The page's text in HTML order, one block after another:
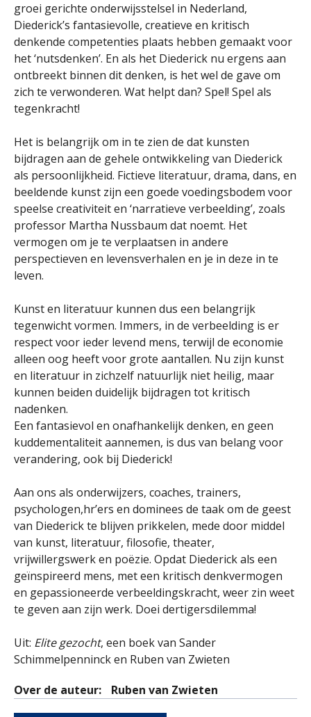
groei gerichte onderwijsstelsel in Nederland,
Diederick’s fantasievolle, creatieve en kritisch
denkende competenties plaats hebben gemaakt voor
het ‘nutsdenken’. En als het Diederick nu ergens aan
ontbreekt binnen dit denken, is het wel de gave om
zich te verwonderen. Wat helpt dan? Spel! Spel als
tegenkracht!
Het is belangrijk om in te zien de dat kunsten
bijdragen aan de gehele ontwikkeling van Diederick
als persoonlijkheid. Fictieve literatuur, drama, dans, en
beeldende kunst zijn een goede voedingsbodem voor
speelse creativiteit en ‘narratieve verbeelding’, zoals
professor Martha Nussbaum dat noemt. Het
vermogen om je te verplaatsen in andere
perspectieven en levensverhalen en je in deze in te
leven.
Kunst en literatuur kunnen dus een belangrijk
tegenwicht vormen. Immers, in de verbeelding is er
respect voor ieder levend mens, terwijl de economie
alleen oog heeft voor grote aantallen. Nu zijn kunst
en literatuur in zichzelf natuurlijk niet heilig, maar
kunnen beiden duidelijk bijdragen tot kritisch
nadenken.
Een fantasievol en onafhankelijk denken, en geen
kuddementaliteit aannemen, is dus van belang voor
verandering, ook bij Diederick!
Aan ons als onderwijzers, coaches, trainers,
psychologen,hr’ers en dominees de taak om de geest
van Diederick te blijven prikkelen, mede door middel
van kunst, literatuur, filosofie, theater,
vrijwillergswerk en poëzie. Opdat Diederick als een
geïnspireerd mens, met een kritisch denkvermogen
en gepassioneerde verbeeldingskracht, weer zin weet
te geven aan zijn werk. Doei dertigersdilemma!
Uit: Elite gezocht, een boek van Sander
Schimmelpenninck en Ruben van Zwieten
Over de auteur:
Ruben van Zwieten